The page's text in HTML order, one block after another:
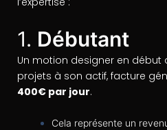
1. Débutant
Un motion designer en début
projets à son actif, facture
400€ par jour.
Cela représente un